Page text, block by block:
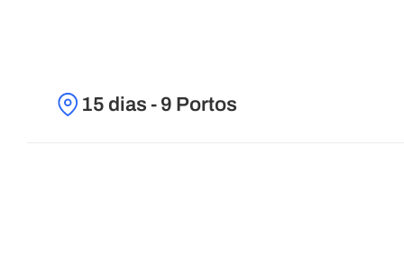
15 dias - 9 Portos